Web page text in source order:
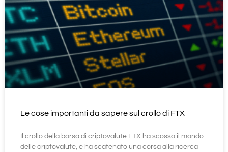
Le cose importanti da sapere sul crollo di FTX
Il crollo della borsa di criptovalute FTX ha scosso il mondo
delle criptovalute, e ha scatenato una corsa alla ricerca